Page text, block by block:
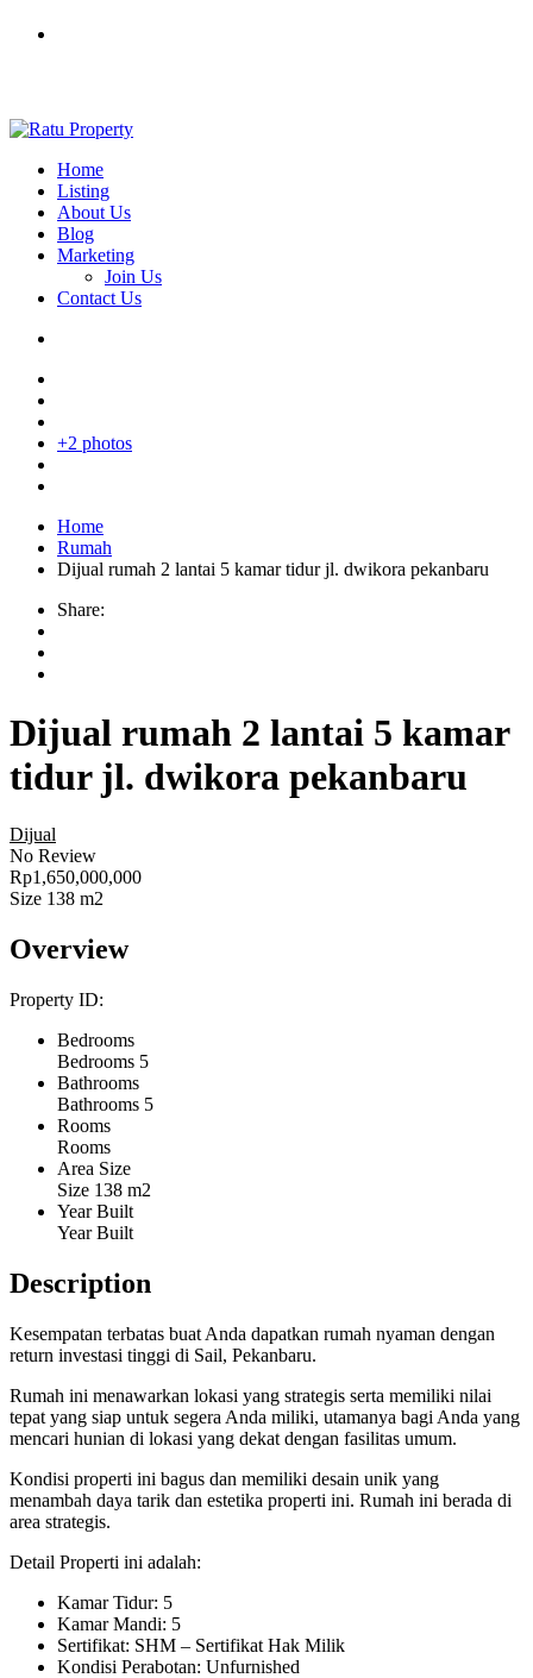
Home
Listing
About Us
Blog
Marketing
Join Us
Contact Us
+2 photos
Home
Rumah
Dijual rumah 2 lantai 5 kamar tidur jl. dwikora pekanbaru
Share:
Dijual rumah 2 lantai 5 kamar
tidur jl. dwikora pekanbaru
Dijual
No Review
Rp1,650,000,000
Size 138 m2
Overview
Property ID:
Bedrooms
Bedrooms 5
Bathrooms
Bathrooms 5
Rooms
Rooms
Area Size
Size 138 m2
Year Built
Year Built
Description
Kesempatan terbatas buat Anda dapatkan rumah nyaman dengan
return investasi tinggi di Sail, Pekanbaru.
Rumah ini menawarkan lokasi yang strategis serta memiliki nilai
tepat yang siap untuk segera Anda miliki, utamanya bagi Anda yang
mencari hunian di lokasi yang dekat dengan fasilitas umum.
Kondisi properti ini bagus dan memiliki desain unik yang
menambah daya tarik dan estetika properti ini. Rumah ini berada di
area strategis.
Detail Properti ini adalah:
Kamar Tidur: 5
Kamar Mandi: 5
Sertifikat: SHM – Sertifikat Hak Milik
Kondisi Perabotan: Unfurnished